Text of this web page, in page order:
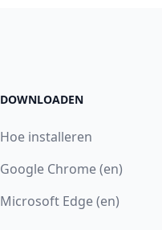
DOWNLOADEN
Hoe installeren
Google Chrome (en)
Microsoft Edge (en)